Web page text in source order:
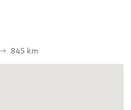
845 km